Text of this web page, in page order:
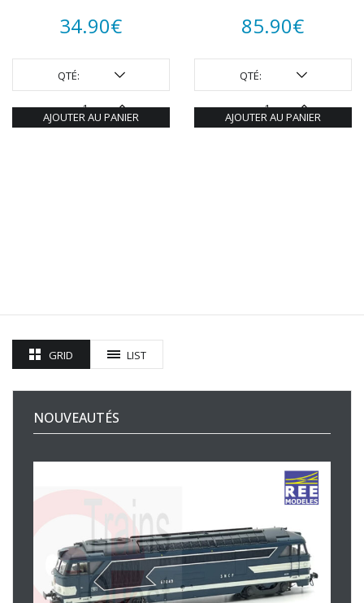
34.90€
QTÉ:
AJOUTER AU PANIER
85.90€
QTÉ:
AJOUTER AU PANIER
GRID LIST
NOUVEAUTÉS